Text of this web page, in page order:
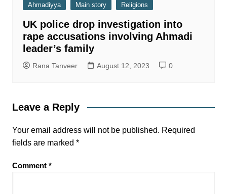
Ahmadiyya Main story Religions
UK police drop investigation into
rape accusations involving Ahmadi
leader’s family
Rana Tanveer August 12, 2023 0
Leave a Reply
Your email address will not be published. Required
fields are marked *
Comment *